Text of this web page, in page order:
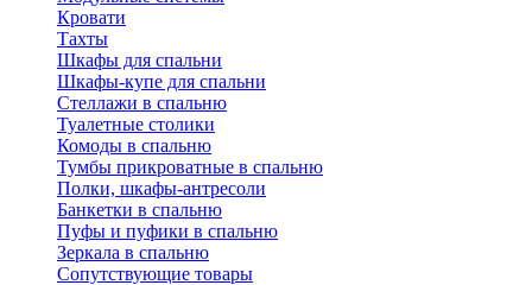
Кровати
Тахты
Шкафы для спальни
Шкафы-купе для спальни
Стеллажи в спальню
Туалетные столики
Комоды в спальню
Тумбы прикроватные в спальню
Полки, шкафы-антресоли
Банкетки в спальню
Пуфы и пуфики в спальню
Зеркала в спальню
Сопутствующие товары